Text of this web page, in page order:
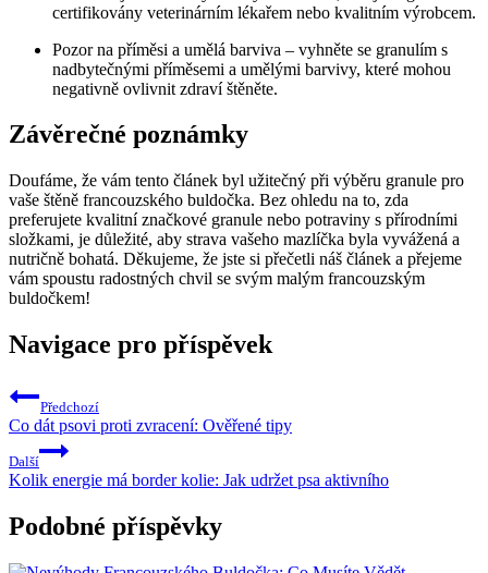
certifikovány veterinárním lékařem nebo kvalitním výrobcem.
Pozor na příměsi a umělá barviva – vyhněte se granulím s
nadbytečnými příměsemi a umělými barvivy, které mohou
negativně ovlivnit zdraví štěněte.
Závěrečné poznámky
Doufáme, že vám tento článek byl užitečný při výběru granule pro
vaše štěně francouzského buldočka. Bez ohledu na to, zda
preferujete kvalitní značkové granule nebo potraviny s přírodními
složkami, je důležité, aby strava vašeho mazlíčka byla vyvážená a
nutričně bohatá. Děkujeme, že jste si přečetli náš článek a přejeme
vám spoustu radostných chvil se svým malým francouzským
buldočkem!
Navigace pro příspěvek
Předchozí
Co dát psovi proti zvracení: Ověřené tipy
Další
Kolik energie má border kolie: Jak udržet psa aktivního
Podobné příspěvky